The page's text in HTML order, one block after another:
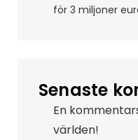
för 3 miljoner
Senaste
En
världen!